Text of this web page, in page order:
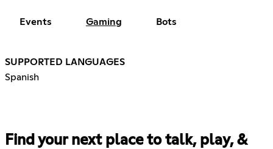
Events Gaming Bots
SUPPORTED LANGUAGES
Spanish
Find your next place to talk, play, &